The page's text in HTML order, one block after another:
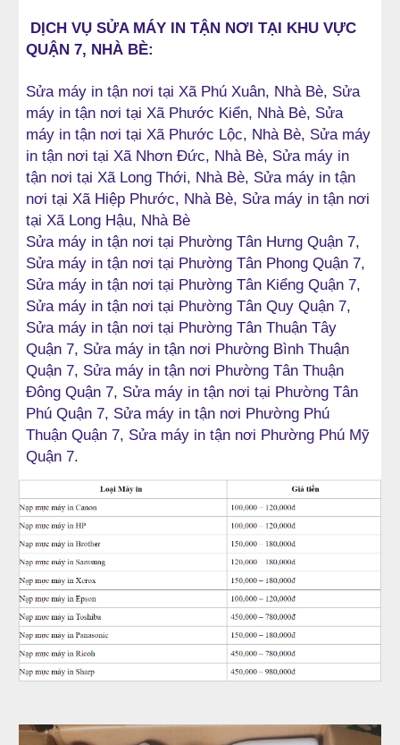
QUẬN 7, NHÀ BÈ:
Sửa máy in tận nơi tại Xã Phú Xuân, Nhà Bè, Sửa
máy in tận nơi tại Xã Phước Kiển, Nhà Bè, Sửa
máy in tận nơi tại Xã Phước Lộc, Nhà Bè, Sửa máy
in tận nơi tại Xã Nhơn Đức, Nhà Bè, Sửa máy in
tận nơi tại Xã Long Thới, Nhà Bè, Sửa máy in tận
nơi tại Xã Hiệp Phước, Nhà Bè, Sửa máy in tận nơi
tại Xã Long Hậu, Nhà Bè
Sửa máy in tận nơi tại Phường Tân Hưng Quận 7,
Sửa máy in tận nơi tại Phường Tân Phong Quận 7,
Sửa máy in tận nơi tại Phường Tân Kiểng Quận 7,
Sửa máy in tận nơi tại Phường Tân Quy Quận 7,
Sửa máy in tận nơi tại Phường Tân Thuận Tây
Quận 7, Sửa máy in tận nơi Phường Bình Thuận
Quận 7, Sửa máy in tận nơi Phường Tân Thuận
Đông Quận 7, Sửa máy in tận nơi tại Phường Tân
Phú Quận 7, Sửa máy in tận nơi Phường Phú
Thuận Quận 7, Sửa máy in tận nơi Phường Phú Mỹ
Quận 7.